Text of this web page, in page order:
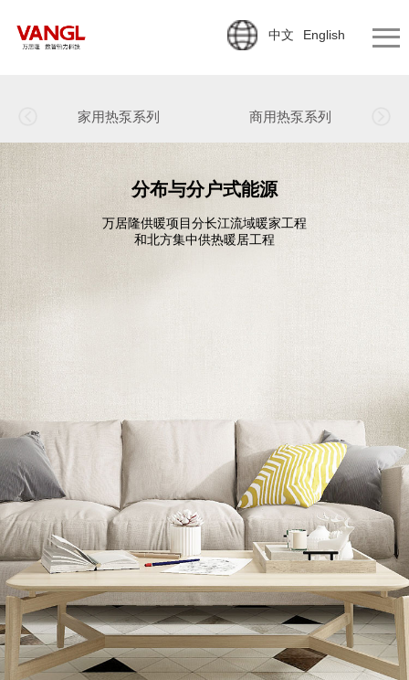
中文 English
家用热泵系列 商用热泵系列
分布与分户式能源
万居隆供暖项目分长江流域暖家工程
和北方集中供热暖居工程